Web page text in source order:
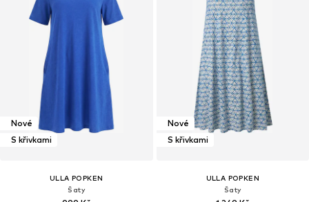
Nové
S křivkami
ULLA POPKEN
Šaty
Nové
S křivkami
ULLA POPKEN
Šaty